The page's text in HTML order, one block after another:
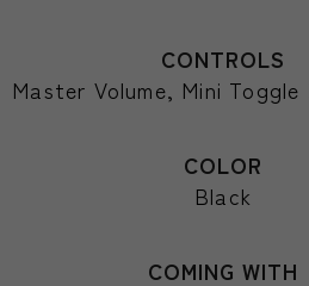
CONTROLS
Master Volume, Mini
COLOR
Black
COMING WITH